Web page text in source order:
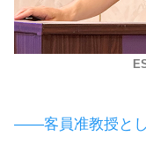
――客員准教授とし